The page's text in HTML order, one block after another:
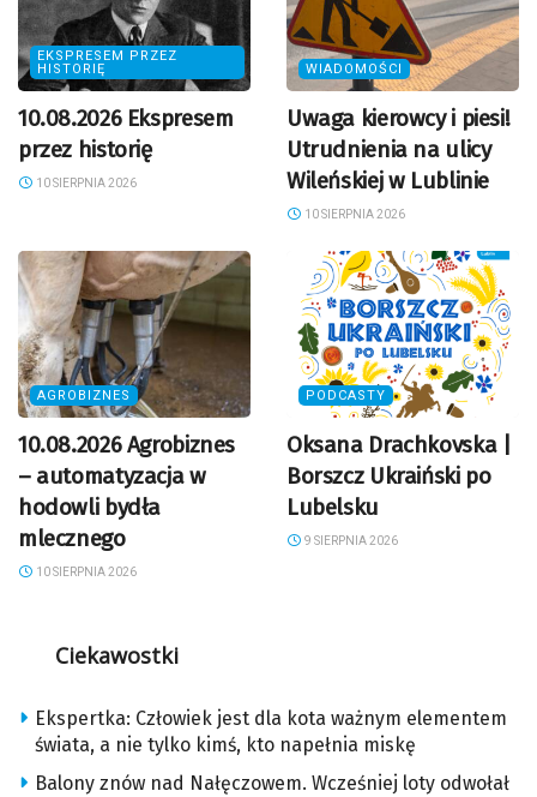
EKSPRESEM PRZEZ
HISTORIĘ
10.08.2026 Ekspresem
przez historię
10 SIERPNIA 2026
WIADOMOŚCI
Uwaga kierowcy i piesi!
Utrudnienia na ulicy
Wileńskiej w Lublinie
10 SIERPNIA 2026
AGROBIZNES
10.08.2026 Agrobiznes
– automatyzacja w
hodowli bydła
mlecznego
10 SIERPNIA 2026
PODCASTY
Oksana Drachkovska |
Borszcz Ukraiński po
Lubelsku
9 SIERPNIA 2026
Ciekawostki
Ekspertka: Człowiek jest dla kota ważnym elementem
świata, a nie tylko kimś, kto napełnia miskę
Balony znów nad Nałęczowem. Wcześniej loty odwołał